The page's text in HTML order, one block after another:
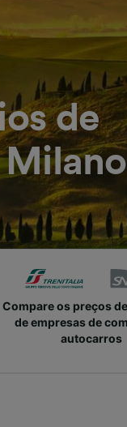
de
Compare os preços
de empresas de
autocarros